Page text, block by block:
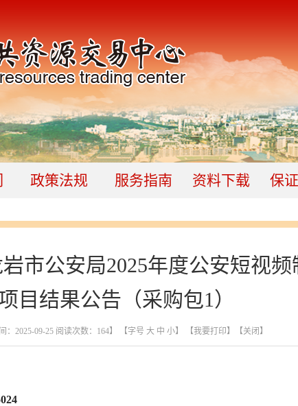
政策法规 服务指南 资料下载 保
岩市公安局2025年度公安短视
目结果公告（采购包1）
：2025-09-25 阅读次数： 164】 【字号 大 中 小】 【我要打印】 【关闭】